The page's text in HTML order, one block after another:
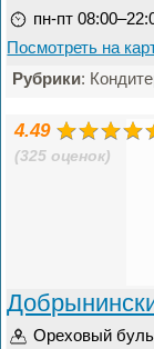
пн-пт
Посмотреть на
Рубрики:
4.49
(325 оценок)
Ореховый